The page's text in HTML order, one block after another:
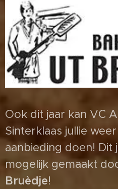
Ook dit jaar kan VC
Sinterklaas jullie
aanbieding doen!
mogelijk gemaakt
Bruèdje!